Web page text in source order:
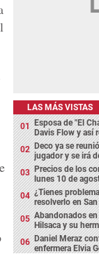
LAS MÁS VISTAS
Esposa de "El
Davis Flow y así
Deco ya se
jugador y se irá
Precios de los
lunes 10 de
¿Tienes
resolverlo en
Abandonados
Hilsaca y su
Daniel Meraz
enfermera Elvia